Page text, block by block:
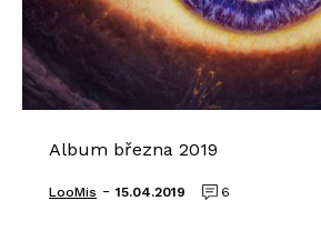
Album března 2019
LooMis - 15.04.2019 6